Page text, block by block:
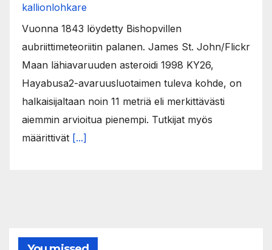
kallionlohkare
Vuonna 1843 löydetty Bishopvillen
aubriittimeteoriitin palanen. James St. John/Flickr
Maan lähiavaruuden asteroidi 1998 KY26,
Hayabusa2-avaruusluotaimen tuleva kohde, on
halkaisijaltaan noin 11 metriä eli merkittävästi
aiemmin arvioitua pienempi. Tutkijat myös
määrittivät [...]